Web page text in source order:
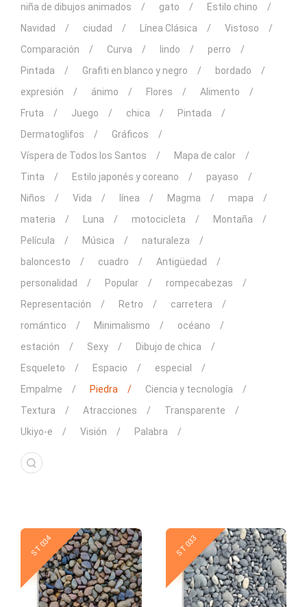
niña de dibujos animados
gato
Estilo chino
Navidad
ciudad Línea Clásica
Vistoso
Comparación
Curva lindo
perro
Pintada
Grafiti en blanco y negro
bordado
expresión
ánimo Flores
Alimento
Fruta
Juego chica
Pintada
Dermatoglifos
Gráficos
Víspera de Todos los Santos
Mapa de calor
Tinta
Estilo japonés y coreano
payaso
Niños
Vida línea Magma
mapa
materia
Luna motocicleta
Montaña
Película
Música
naturaleza
baloncesto
cuadro
Antigüedad
personalidad
Popular
rompecabezas
Representación
Retro
carretera
romántico
Minimalismo
océano
estación
Sexy
Dibujo de chica
Esqueleto
Espacio
especial
Empalme
Piedra
Ciencia y tecnología
Textura
Atracciones
Transparente
Ukiyo-e
Visión Palabra
New
ST 034 New
ST 033